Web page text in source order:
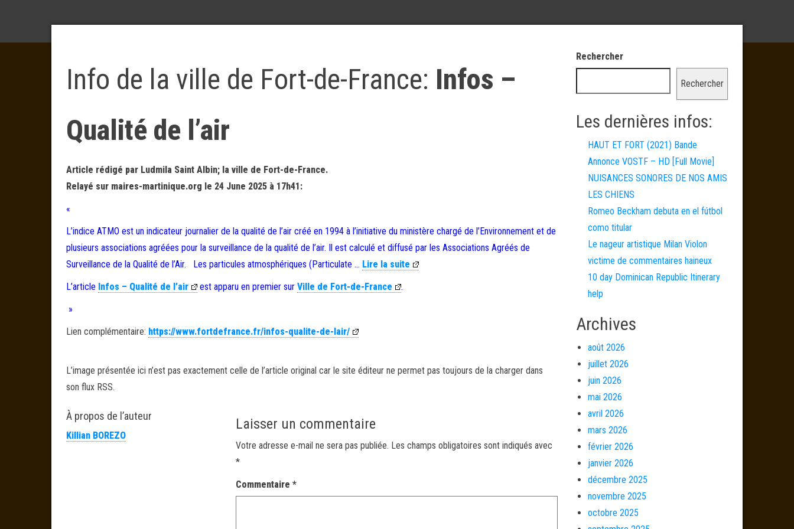
Info de la ville de Fort-de-France: Infos –
Qualité de l’air
Article rédigé par Ludmila Saint Albin; la ville de Fort-de-France.
Relayé sur maires-martinique.org le 24 June 2025 à 17h41:
«
L’indice ATMO est un indicateur journalier de la qualité de l’air créé en 1994 à l’initiative du ministère chargé de l’Environnement et de
plusieurs associations agréées pour la surveillance de la qualité de l’air. Il est calculé et diffusé par les Associations Agréés de
Surveillance de la Qualité de l’Air. Les particules atmosphériques (Particulate … Lire la suite
L’article Infos – Qualité de l’air est apparu en premier sur Ville de Fort-de-France
.
»
Lien complémentaire: https://www.fortdefrance.fr/infos-qualite-de-lair/
L’image présentée ici n’est pas exactement celle de l’article original car le site éditeur ne permet pas toujours de la charger dans
son flux RSS.
À propos de l’auteur
Killian BOREZO
Laisser un commentaire
Votre adresse e-mail ne sera pas publiée. Les champs obligatoires sont indiqués avec
*
Commentaire*
Rechercher
Rechercher
Les dernières infos:
HAUT ET FORT (2021) Bande
Annonce VOSTF – HD [Full Movie]
NUISANCES SONORES DE NOS AMIS
LES CHIENS
Romeo Beckham debuta en el fútbol
como titular
Le nageur artistique Milan Violon
victime de commentaires haineux
10 day Dominican Republic Itinerary
help
Archives
août 2026
juillet 2026
juin 2026
mai 2026
avril 2026
mars 2026
février 2026
janvier 2026
décembre 2025
novembre 2025
octobre 2025